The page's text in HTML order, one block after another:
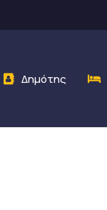
Δημότης